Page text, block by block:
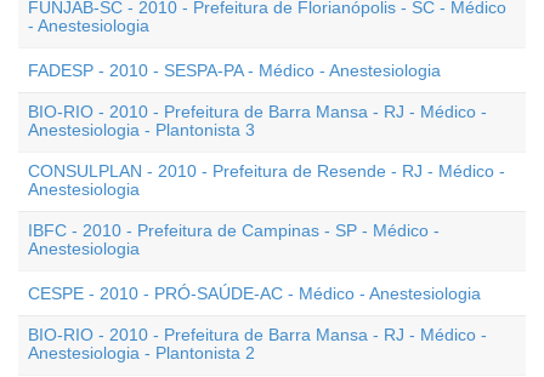
FUNJAB-SC - 2010 - Prefeitura de Florianópolis - SC - Médico
- Anestesiologia
FADESP - 2010 - SESPA-PA - Médico - Anestesiologia
BIO-RIO - 2010 - Prefeitura de Barra Mansa - RJ - Médico -
Anestesiologia - Plantonista 3
CONSULPLAN - 2010 - Prefeitura de Resende - RJ - Médico -
Anestesiologia
IBFC - 2010 - Prefeitura de Campinas - SP - Médico -
Anestesiologia
CESPE - 2010 - PRÓ-SAÚDE-AC - Médico - Anestesiologia
BIO-RIO - 2010 - Prefeitura de Barra Mansa - RJ - Médico -
Anestesiologia - Plantonista 2